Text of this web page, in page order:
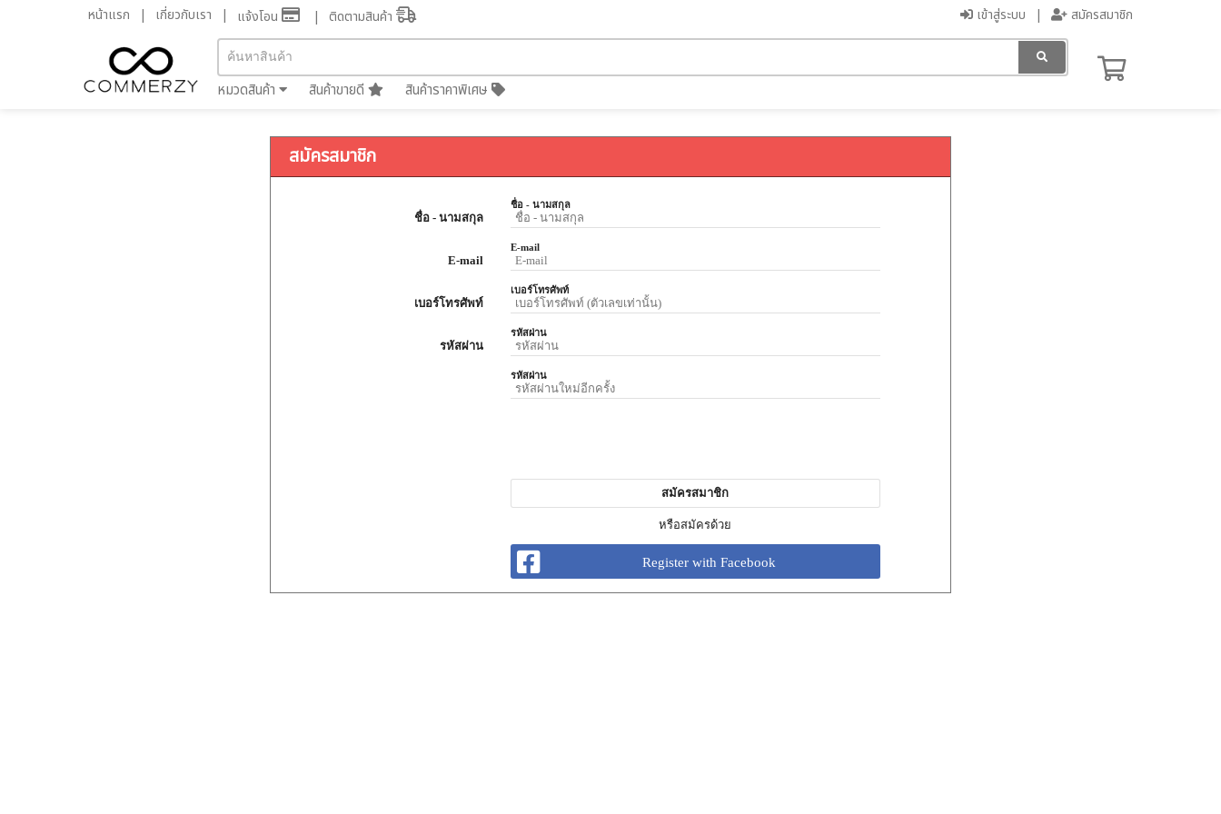
หน้าแรก เกี่ยวกับเรา แจ้งโอน ติดตามสินค้า เข้าสู่ระบบ สมัครสมาชิก
หมวดสินค้า สินค้าขายดี สินค้าราคาพิเศษ
สมัครสมาชิก
ชื่อ - นามสกุล
E-mail
เบอร์โทรศัพท์
รหัสผ่าน
ชื่อ - นามสกุล
E-mail
เบอร์โทรศัพท์
รหัสผ่าน
รหัสผ่าน
สมัครสมาชิก
หรือสมัครด้วย
Register with Facebook